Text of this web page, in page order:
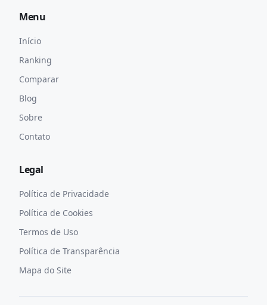
Menu
Início
Ranking
Comparar
Blog
Sobre
Contato
Legal
Política de Privacidade
Política de Cookies
Termos de Uso
Política de Transparência
Mapa do Site